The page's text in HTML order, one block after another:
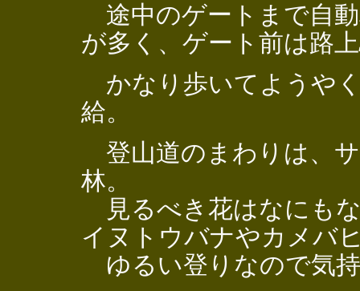
途中のゲートまで自
が多く、ゲート前は路
かなり歩いてようや
給。
登山道のまわりは、
林。
見るべき花はなにも
イヌトウバナやカメバ
ゆるい登りなので気